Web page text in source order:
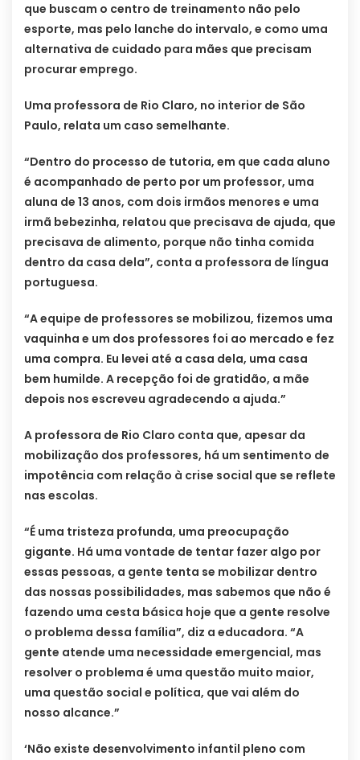
que buscam o centro de treinamento não pelo
esporte, mas pelo lanche do intervalo, e como uma
alternativa de cuidado para mães que precisam
procurar emprego.
Uma professora de Rio Claro, no interior de São
Paulo, relata um caso semelhante.
“Dentro do processo de tutoria, em que cada aluno
é acompanhado de perto por um professor, uma
aluna de 13 anos, com dois irmãos menores e uma
irmã bebezinha, relatou que precisava de ajuda, que
precisava de alimento, porque não tinha comida
dentro da casa dela”, conta a professora de língua
portuguesa.
“A equipe de professores se mobilizou, fizemos uma
vaquinha e um dos professores foi ao mercado e fez
uma compra. Eu levei até a casa dela, uma casa
bem humilde. A recepção foi de gratidão, a mãe
depois nos escreveu agradecendo a ajuda.”
A professora de Rio Claro conta que, apesar da
mobilização dos professores, há um sentimento de
impotência com relação à crise social que se reflete
nas escolas.
“É uma tristeza profunda, uma preocupação
gigante. Há uma vontade de tentar fazer algo por
essas pessoas, a gente tenta se mobilizar dentro
das nossas possibilidades, mas sabemos que não é
fazendo uma cesta básica hoje que a gente resolve
o problema dessa família”, diz a educadora. “A
gente atende uma necessidade emergencial, mas
resolver o problema é uma questão muito maior,
uma questão social e política, que vai além do
nosso alcance.”
‘Não existe desenvolvimento infantil pleno com